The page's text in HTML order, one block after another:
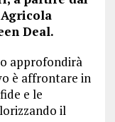
Deal.
approfondirà
è affrontare in
e le
il